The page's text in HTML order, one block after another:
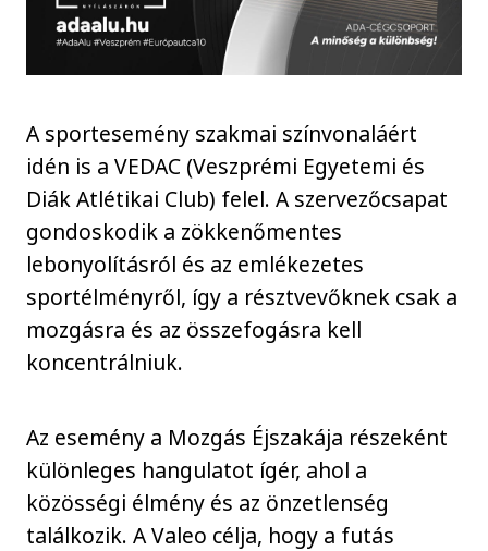
A sportesemény szakmai színvonaláért
idén is a VEDAC (Veszprémi Egyetemi és
Diák Atlétikai Club) felel. A szervezőcsapat
gondoskodik a zökkenőmentes
lebonyolításról és az emlékezetes
sportélményről, így a résztvevőknek csak a
mozgásra és az összefogásra kell
koncentrálniuk.
Az esemény a Mozgás Éjszakája részeként
különleges hangulatot ígér, ahol a
közösségi élmény és az önzetlenség
találkozik. A Valeo célja, hogy a futás